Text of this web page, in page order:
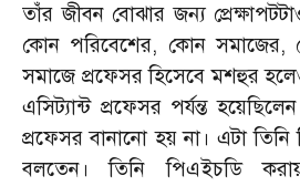
তাঁর জীবন বোঝার জন্য
কোন পরিবেশের, কোন সমাজের,
সমাজে প্রফেসর হিসেবে মশহুর
এসিট্যান্ট প্রফেসর পর্যন্ত
প্রফেসর বানানো হয় না। এটা তিনি
বলতেন। তিনি পিএইচডি